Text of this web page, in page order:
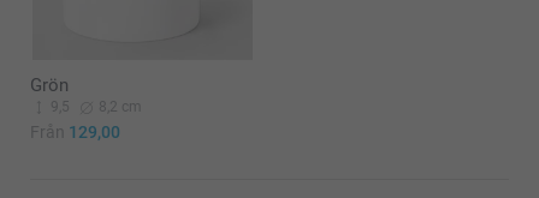
Grön
9,5 8,2 cm
Från 129,00